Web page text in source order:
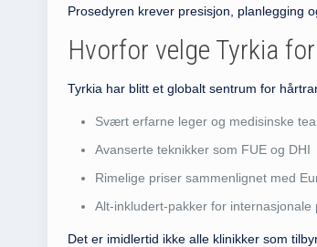
Prosedyren krever presisjon, planlegging
Hvorfor velge Tyrkia
Tyrkia har blitt et globalt sentrum for
Svært erfarne leger og medisinske
Avanserte teknikker som FUE og DHI
Rimelige priser sammenlignet med
Alt-inkludert-pakker for internasjonale
Det er imidlertid ikke alle klinikker som